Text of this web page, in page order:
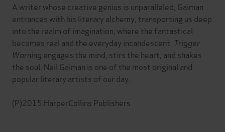
A writer whose creative genius is unparalleled, Gaiman
entrances with his literary alchemy, transporting us deep
into the realm of imagination, where the fantastical
becomes real and the everyday incandescent. Trigger
Warning engages the mind, stirs the heart, and shakes
the soul. Neil Gaiman is one of the most original and
popular literary artists of our day.